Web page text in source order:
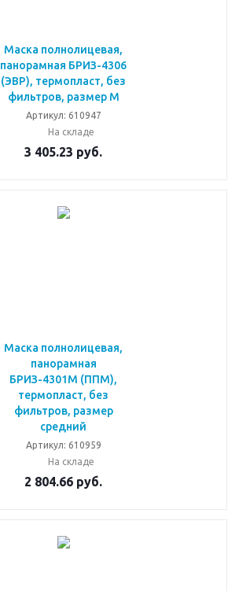
Маска полнолицевая,
панорамная БРИЗ-4306
(ЭВР), термопласт, без
фильтров, размер M
Артикул: 610947
На складе
3 405.23 руб.
Маска полнолицевая,
панорамная
БРИЗ-4301М (ППМ),
термопласт, без
фильтров, размер
средний
Артикул: 610959
На складе
2 804.66 руб.